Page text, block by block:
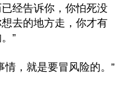
经告诉你，你怕死没
去的地方走，你才有
”
情，就是要冒风险的。”